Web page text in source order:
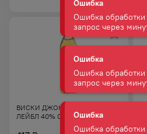
ВИСКИ ДЖОННИ УОКЕР РЭД
ЛЕЙБЛ 40% 0,05Л ПЛ/Б
Ошибка
Ошибка обработки
Ошибка
Ошибка обработки